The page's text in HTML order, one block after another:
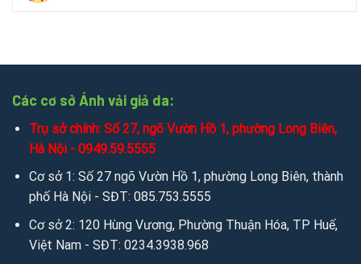
Các cơ sở Ánh vải giả da:
Trụ sở chính: Số 27, ngõ Vườn Hồ 1, phường Long Biên,
Hà Nội - 0949.59.5555
Cơ sở 1: Số 27 ngõ Vườn Hồ 1, phường Long Biên, thành
phố Hà Nội - SĐT: 085.753.5555
Cơ sở 2: 120 Hùng Vương, Phường Thuận Hóa, TP Huế,
Việt Nam - SĐT: 0234.3938.968